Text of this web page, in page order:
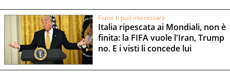
Forse ti può interessare
Italia ripescata ai Mondiali, non è
finita: la FIFA vuole l'Iran, Trump
no. E i visti li concede lui